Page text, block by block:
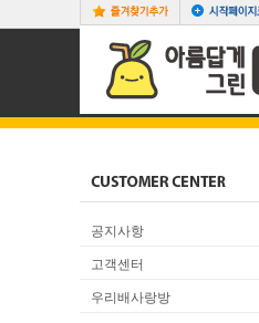
공지사항
고객센터
우리배사랑방